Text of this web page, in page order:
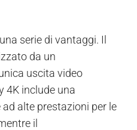
serie di vantaggi. Il
da un
uscita video
4K include una
alte prestazioni per le
il